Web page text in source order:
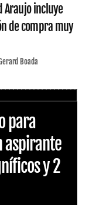
Araujo incluye
de compra muy
Boada
para
aspirante
y 2